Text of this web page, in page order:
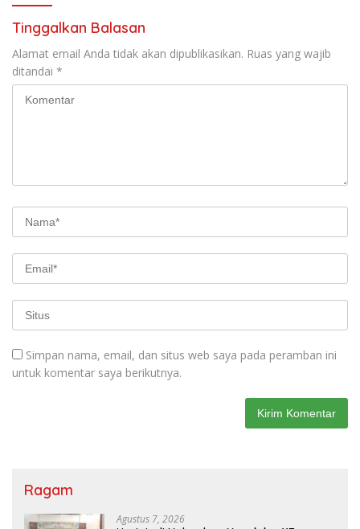
Tinggalkan Balasan
Alamat email Anda tidak akan dipublikasikan. Ruas yang wajib
ditandai *
Simpan nama, email, dan situs web saya pada peramban ini
untuk komentar saya berikutnya.
Ragam
Agustus 7, 2026